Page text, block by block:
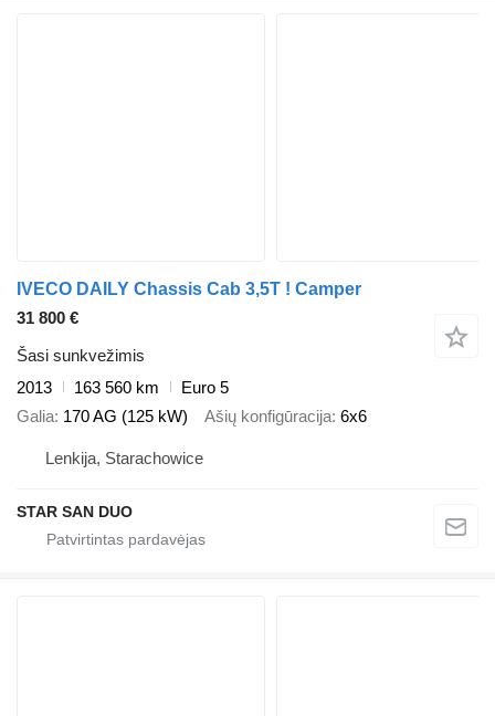
IVECO DAILY Chassis Cab 3,5T ! Camper
31 800 €
Šasi sunkvežimis
2013
163 560 km
Euro 5
Galia 170 AG (125 kW) Ašių konfigūracija 6x6
Lenkija, Starachowice
STAR SAN DUO